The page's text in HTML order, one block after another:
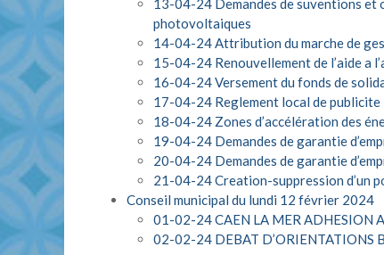
13-04-24 Demandes de suventions et
photovoltaiques
14-04-24 Attribution du marche de
15-04-24 Renouvellement de l’aide a
16-04-24 Versement du fonds de
17-04-24 Reglement local de publicite
18-04-24 Zones d’accélération des
19-04-24 Demandes de garantie
20-04-24 Demandes de garantie
21-04-24 Creation-suppression d’un
Conseil municipal du lundi 12 février 2024
01-02-24 CAEN LA MER ADHESION
02-02-24 DEBAT D’ORIENTATIONS